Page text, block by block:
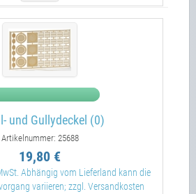
und Gullydeckel (0)
Artikelnummer: 25688
19,80 €
Abhängig vom Lieferland kann die
variieren; zzgl. Versandkosten